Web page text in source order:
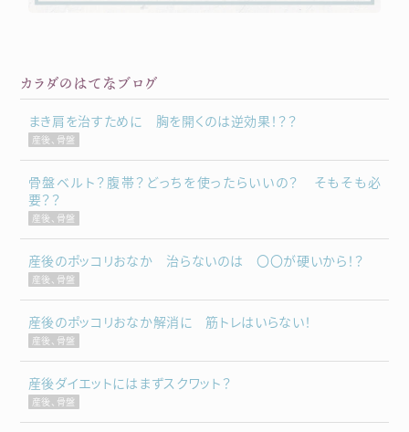
カラダのはてなブログ
まき肩を治すために 胸を開くのは逆効果！？？
産後、骨盤
骨盤ベルト？腹帯？どっちを使ったらいいの？ そもそも必
要？？
産後、骨盤
産後のポッコリおなか 治らないのは 〇〇が硬いから！？
産後、骨盤
産後のポッコリおなか解消に 筋トレはいらない！
産後、骨盤
産後ダイエットにはまずスクワット？
産後、骨盤